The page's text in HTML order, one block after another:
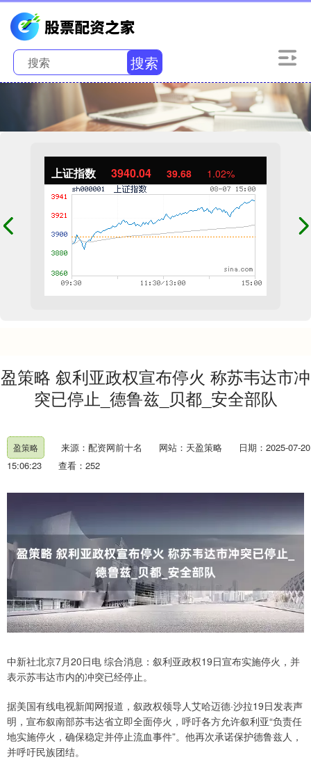
搜索
上证指数 3940.04 39.68 1.02%
盈策略 叙利亚政权宣布停火 称苏韦达市冲
突已停止_德鲁兹_贝都_安全部队
盈策略 来源：配资网前十名 网站：天盈策略
日期：2025-07-20
15:06:23
查看：252
中新社北京7月20日电 综合消息：叙利亚政权19日宣布实施停火，并
表示苏韦达市内的冲突已经停止。
据美国有线电视新闻网报道，叙政权领导人艾哈迈德·沙拉19日发表声
明，宣布叙南部苏韦达省立即全面停火，呼吁各方允许叙利亚“负责任
地实施停火，确保稳定并停止流血事件”。他再次承诺保护德鲁兹人，
并呼吁民族团结。